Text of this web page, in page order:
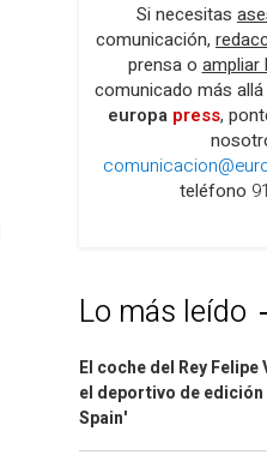
Si necesitas
comunicación,
prensa o ampliar
comunicado más
europa press,
teléfono
Lo más leído
El coche del Rey
el deportivo de
Spain'